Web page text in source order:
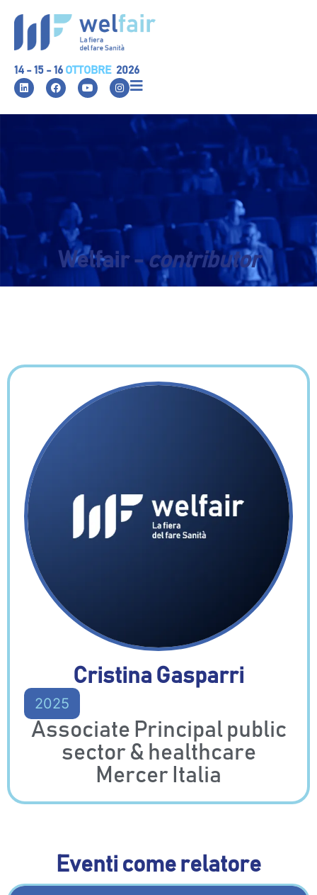
14 - 15 - 16 OTTOBRE 2026
Welfair -contributor
Cristina Gasparri
2025
Associate Principal public
sector & healthcare
Mercer Italia
Eventi come relatore